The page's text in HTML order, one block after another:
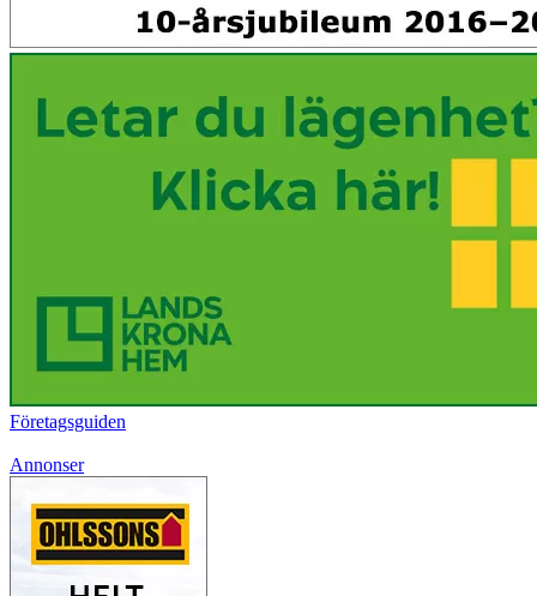
Företagsguiden
Annonser